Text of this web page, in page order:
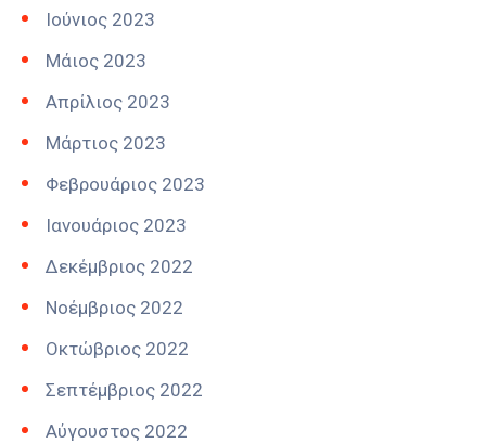
Ιούνιος 2023
Μάιος 2023
Απρίλιος 2023
Μάρτιος 2023
Φεβρουάριος 2023
Ιανουάριος 2023
Δεκέμβριος 2022
Νοέμβριος 2022
Οκτώβριος 2022
Σεπτέμβριος 2022
Αύγουστος 2022